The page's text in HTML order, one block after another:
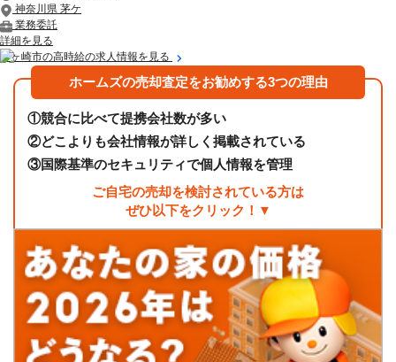
神奈川県 茅ケ
業務委託
詳細を見る
茅ヶ崎市の高時給の求人情報を見る
ホームズの売却査定をお勧めする3つの理由
①競合に比べて提携会社数が多い
②どこよりも会社情報が詳しく掲載されている
③国際基準のセキュリティで個人情報を管理
ご自宅の売却を検討されている方は
ぜひ以下をクリック！▼